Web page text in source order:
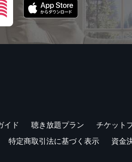
イド 聴き放題プラン チケット
特定商取引法に基づく表示 資金